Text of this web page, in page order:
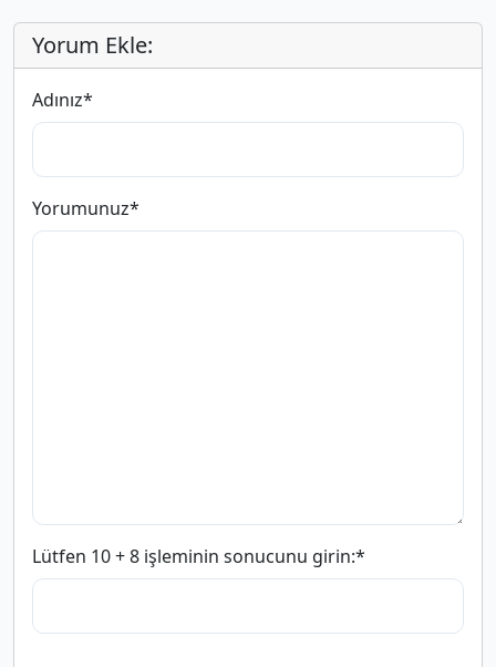
Yorum Ekle:
Adınız*
Yorumunuz*
Lütfen 10 + 8 işleminin sonucunu girin:*